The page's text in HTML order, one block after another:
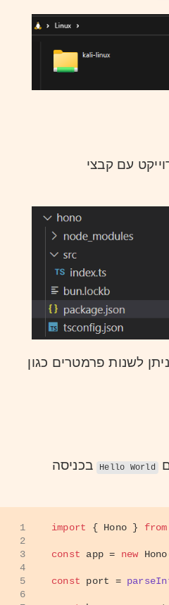
עם קבצי
ניתן לשנות פרמטרים כגון
Hello World בכניסה
1
2
3
4
5
6
import { Hono } from
const app = new Hono
const port =